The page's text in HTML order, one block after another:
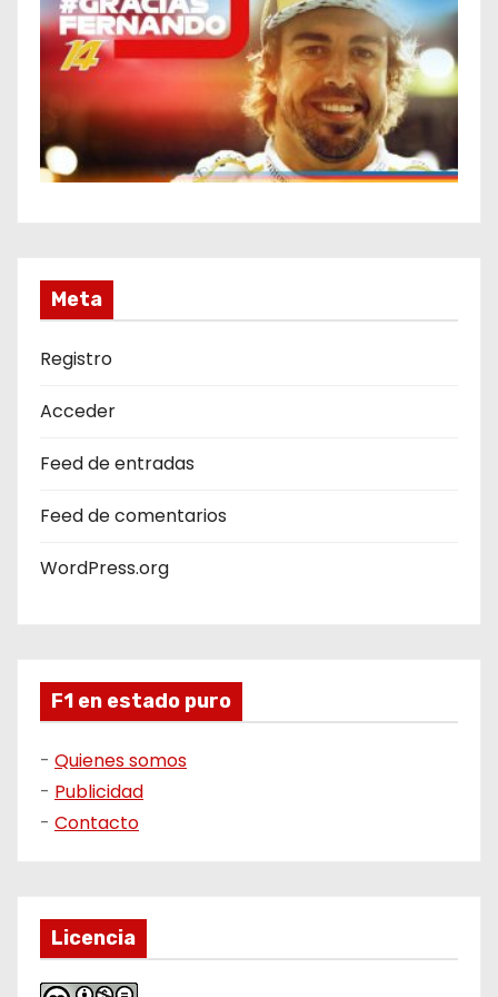
Meta
Registro
Acceder
Feed de entradas
Feed de comentarios
WordPress.org
F1 en estado puro
- Quienes somos
- Publicidad
- Contacto
Licencia